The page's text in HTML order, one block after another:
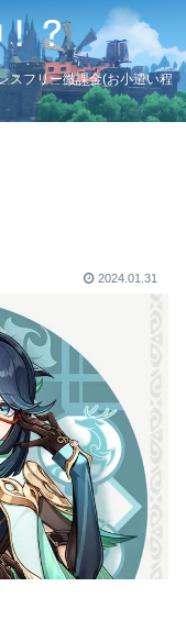
スフリー微課金(お小遣い程
2024.01.31